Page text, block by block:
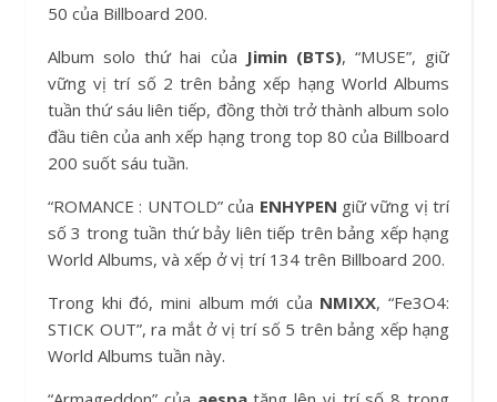
50 của Billboard 200.
Album solo thứ hai của Jimin (BTS), “MUSE”, giữ
vững vị trí số 2 trên bảng xếp hạng World Albums
tuần thứ sáu liên tiếp, đồng thời trở thành album solo
đầu tiên của anh xếp hạng trong top 80 của Billboard
200 suốt sáu tuần.
“ROMANCE : UNTOLD” của ENHYPEN giữ vững vị trí
số 3 trong tuần thứ bảy liên tiếp trên bảng xếp hạng
World Albums, và xếp ở vị trí 134 trên Billboard 200.
Trong khi đó, mini album mới của NMIXX, “Fe3O4:
STICK OUT”, ra mắt ở vị trí số 5 trên bảng xếp hạng
World Albums tuần này.